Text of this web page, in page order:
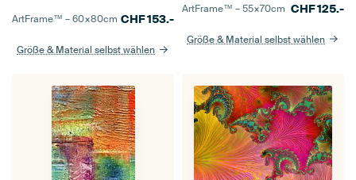
ArtFrame™ –60×80cm CHF153.-
Größe & Material selbst wählen
ArtFrame™ –55×70cm CHF125.-
Größe & Material selbst wählen